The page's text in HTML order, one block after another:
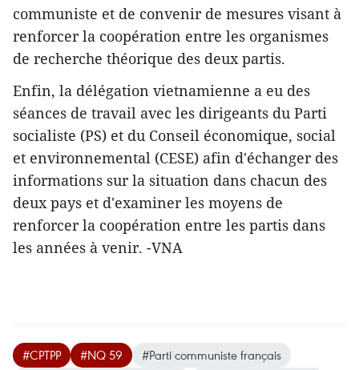
communiste et de convenir de mesures visant à
renforcer la coopération entre les organismes
de recherche théorique des deux partis.
Enfin, la délégation vietnamienne a eu des
séances de travail avec les dirigeants du Parti
socialiste (PS) et du Conseil économique, social
et environnemental (CESE) afin d'échanger des
informations sur la situation dans chacun des
deux pays et d'examiner les moyens de
renforcer la coopération entre les partis dans
les années à venir. -VNA
#CPTPP #NQ 59
#Parti communiste français